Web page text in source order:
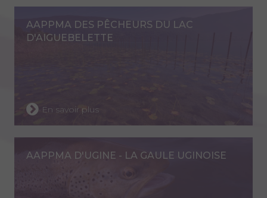
AAPPMA DES PÊCHEURS DU LAC
D'AIGUEBELETTE
En savoir plus
AAPPMA D'UGINE - LA GAULE UGINOISE